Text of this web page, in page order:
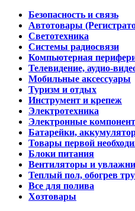
Безопасность и связь
Автотовары
Светотехника
Системы радиосвязи
Компьютерная
Телевидение, аудио-
Мобильные аксессуары
Туризм и отдых
Инструмент и крепеж
Электротехника
Электронные
Батарейки,
Товары первой
Блоки питания
Вентиляторы и
Теплый пол, обогрев
Все для полива
Хозтовары